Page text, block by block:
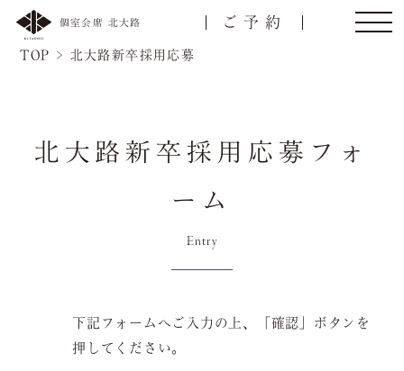
個室会席 北大路 ご予約
ご接待/会食
ご宴会
TOP > 北大路新卒採用応募
北大路新卒採用応募フォ
ーム
Entry
下記フォームへご入力の上、「確認」ボタンを
押してください。